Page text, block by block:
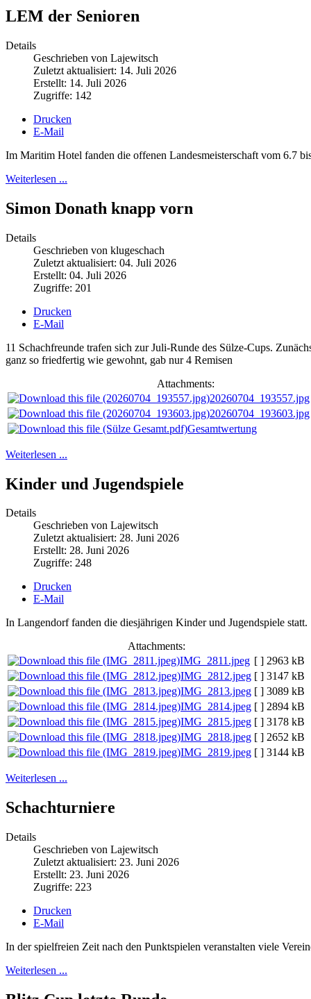
LEM der Senioren
Details
Geschrieben von Lajewitsch
Zuletzt aktualisiert: 14. Juli 2026
Erstellt: 14. Juli 2026
Zugriffe: 142
Drucken
E-Mail
Im Maritim Hotel fanden die offenen Landesmeisterschaft vom 6.7
Weiterlesen ...
Simon Donath knapp vorn
Details
Geschrieben von klugeschach
Zuletzt aktualisiert: 04. Juli 2026
Erstellt: 04. Juli 2026
Zugriffe: 201
Drucken
E-Mail
11 Schachfreunde trafen sich zur Juli-Runde des Sülze-Cups.
ganz so friedfertig wie gewohnt, gab nur 4 Remisen
Attachments:
20260704_193557.jpg
20260704_193603.jpg
Gesamtwertung
Weiterlesen ...
Kinder und Jugendspiele
Details
Geschrieben von Lajewitsch
Zuletzt aktualisiert: 28. Juni 2026
Erstellt: 28. Juni 2026
Zugriffe: 248
Drucken
E-Mail
In Langendorf fanden die diesjährigen Kinder und Jugendspiele statt.
Attachments:
IMG_2811.jpeg [ ] 2963 kB
IMG_2812.jpeg [ ] 3147 kB
IMG_2813.jpeg [ ] 3089 kB
IMG_2814.jpeg [ ] 2894 kB
IMG_2815.jpeg [ ] 3178 kB
IMG_2818.jpeg [ ] 2652 kB
IMG_2819.jpeg [ ] 3144 kB
Weiterlesen ...
Schachturniere
Details
Geschrieben von Lajewitsch
Zuletzt aktualisiert: 23. Juni 2026
Erstellt: 23. Juni 2026
Zugriffe: 223
Drucken
E-Mail
In der spielfreien Zeit nach den Punktspielen veranstalten viele
Weiterlesen ...